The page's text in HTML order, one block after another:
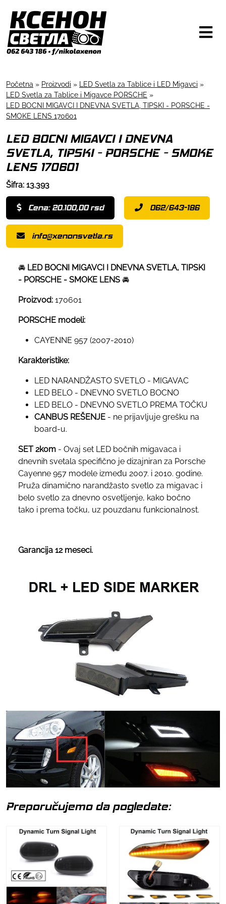
Početna » Proizvodi » LED Svetla za Tablice i LED Migavci »
LED Svetla za Tablice i Migavce PORSCHE »
LED BOCNI MIGAVCI I DNEVNA SVETLA, TIPSKI - PORSCHE -
SMOKE LENS 170601
LED BOCNI MIGAVCI I DNEVNA
SVETLA, TIPSKI - PORSCHE - SMOKE
LENS 170601
Šifra: 13.393
Cena: 20.100,00 rsd 062/643-186
info@xenonsvetla.rs
🚘 LED BOCNI MIGAVCI I DNEVNA SVETLA, TIPSKI
- PORSCHE - SMOKE LENS 🚘
Proizvod: 170601
PORSCHE modeli:
CAYENNE 957 (2007-2010)
Karakteristike:
LED NARANDŽASTO SVETLO - MIGAVAC
LED BELO - DNEVNO SVETLO BOCNO
LED BELO - DNEVNO SVETLO PREMA TOČKU
CANBUS REŠENJE - ne prijavljuje grešku na
board-u.
SET 2kom - Ovaj set LED bočnih migavaca i
dnevnih svetala specifično je dizajniran za Porsche
Cayenne 957 modele između 2007. i 2010. godine.
Pruža dinamično narandžasto svetlo za migavac i
belo svetlo za dnevno osvetljenje, kako bočno
tako i prema točku, uz pouzdanu funkcionalnost.
Garancija 12 meseci.
Preporučujemo da pogledate: